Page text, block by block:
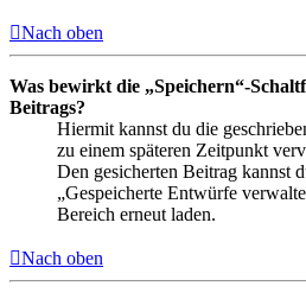
Nach oben
Was bewirkt die „Speichern“-
Beitrags?
Hiermit kannst du die
zu einem späteren Zeitpunkt
Den gesicherten Beitrag kannst
„Gespeicherte Entwürfe
Bereich erneut laden.
Nach oben